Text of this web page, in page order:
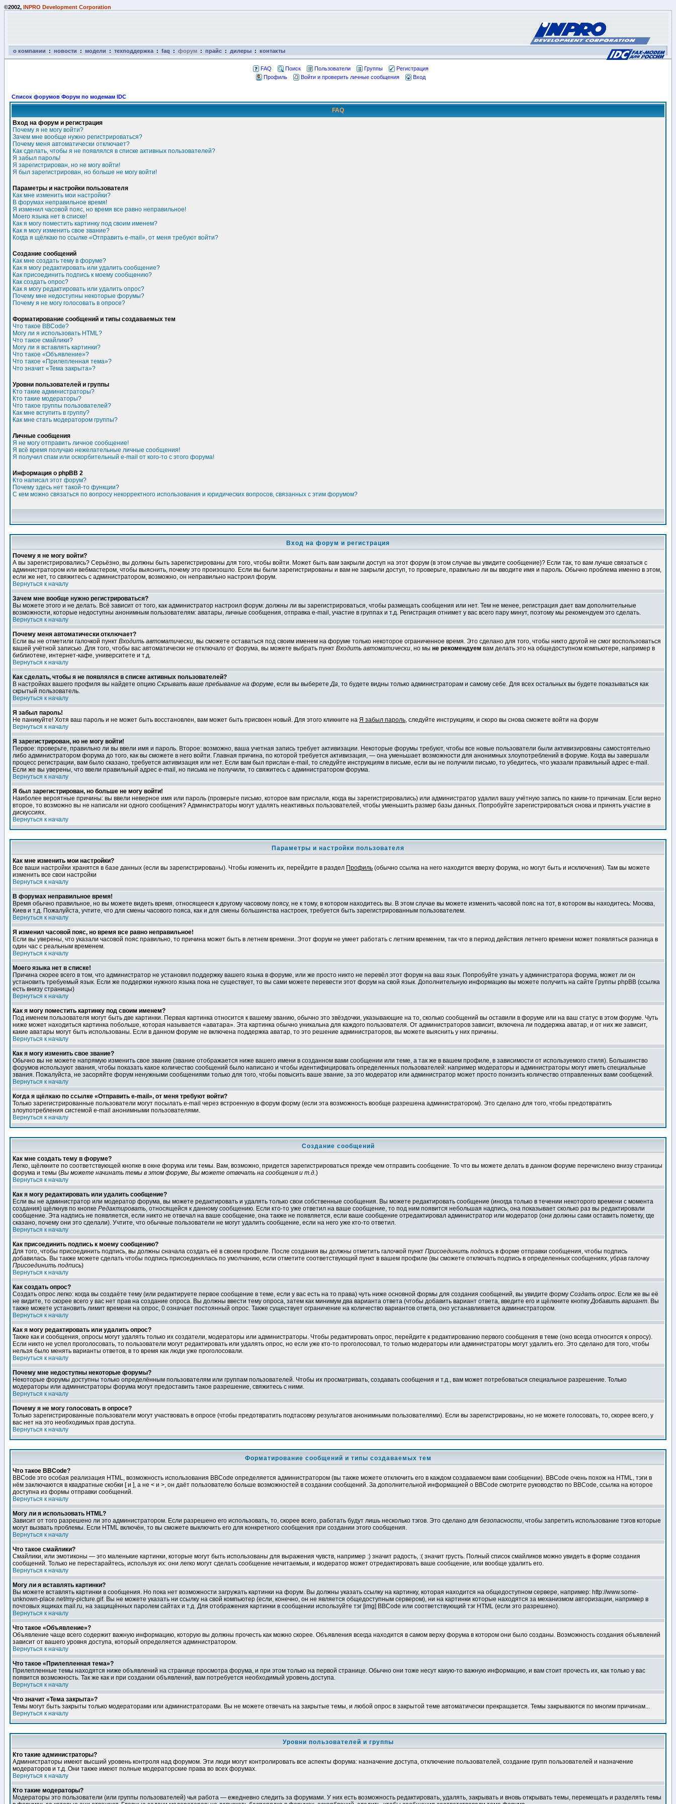
©2002, INPRO Development Corporation
о компании : новости : модели : техподдержка : faq : форум : прайс : дилеры : контакты
FAQ Поиск Пользователи Группы
Регистрация
Профиль
Войти и проверить личные сообщения Вход
Список форумов Форум по модемам IDC
FAQ
Вход на форум и регистрация
Почему я не могу войти?
Зачем мне вообще нужно регистрироваться?
Почему меня автоматически отключает?
Как сделать, чтобы я не появлялся в списке активных пользователей?
Я забыл пароль!
Я зарегистрирован, но не могу войти!
Я был зарегистрирован, но больше не могу войти!
Параметры и настройки пользователя
Как мне изменить мои настройки?
В форумах неправильное время!
Я изменил часовой пояс, но время все равно неправильное!
Моего языка нет в списке!
Как я могу поместить картинку под своим именем?
Как я могу изменить свое звание?
Когда я щёлкаю по ссылке «Отправить e-mail», от меня требуют войти?
Создание сообщений
Как мне создать тему в форуме?
Как я могу редактировать или удалить сообщение?
Как присоединить подпись к моему сообщению?
Как создать опрос?
Как я могу редактировать или удалить опрос?
Почему мне недоступны некоторые форумы?
Почему я не могу голосовать в опросе?
Форматирование сообщений и типы создаваемых тем
Что такое BBCode?
Могу ли я использовать HTML?
Что такое смайлики?
Могу ли я вставлять картинки?
Что такое «Объявление»?
Что такое «Прилепленная тема»?
Что значит «Тема закрыта»?
Уровни пользователей и группы
Кто такие администраторы?
Кто такие модераторы?
Что такое группы пользователей?
Как мне вступить в группу?
Как мне стать модератором группы?
Личные сообщения
Я не могу отправить личное сообщение!
Я всё время получаю нежелательные личные сообщения!
Я получил спам или оскорбительный e-mail от кого-то с этого форума!
Информация о phpBB 2
Кто написал этот форум?
Почему здесь нет такой-то функции?
С кем можно связаться по вопросу некорректного использования и юридических вопросов, связанных с этим форумом?
Вход на форум и регистрация
Почему я не могу войти?
А вы зарегистрировались? Серьёзно, вы должны быть зарегистрированы для того, чтобы войти. Может быть вам закрыли доступ на этот форум (в этом случае вы увидите сообщение)? Если так, то вам лучше связаться с
администратором или вебмастером, чтобы выяснить, почему это произошло. Если вы были зарегистрированы и вам не закрыли доступ, то проверьте, правильно ли вы вводите имя и пароль. Обычно проблема именно в этом,
если же нет, то свяжитесь с администратором, возможно, он неправильно настроил форум.
Вернуться к началу
Зачем мне вообще нужно регистрироваться?
Вы можете этого и не делать. Всё зависит от того, как администратор настроил форум: должны ли вы зарегистрироваться, чтобы размещать сообщения или нет. Тем не менее, регистрация дает вам дополнительные
возможности, которые недоступны анонимным пользователям: аватары, личные сообщения, отправка e-mail, участие в группах и т.д. Регистрация отнимет у вас всего пару минут, поэтому мы рекомендуем это сделать.
Вернуться к началу
Почему меня автоматически отключает?
Если вы не отметили галочкой пункт Входить автоматически, вы сможете оставаться под своим именем на форуме только некоторое ограниченное время. Это сделано для того, чтобы никто другой не смог воспользоваться
вашей учётной записью. Для того, чтобы вас автоматически не отключало от форума, вы можете выбрать пункт Входить автоматически, но мы не рекомендуем вам делать это на общедоступном компьютере, например в
библиотеке, интернет-кафе, университете и т.д.
Вернуться к началу
Как сделать, чтобы я не появлялся в списке активных пользователей?
В настройках вашего профиля вы найдете опцию Скрывать ваше пребывание на форуме, если вы выберетеДа, то будете видны только администраторам и самому себе. Для всех остальных вы будете показываться как
скрытый пользователь.
Вернуться к началу
Я забыл пароль!
Не паникуйте! Хотя ваш пароль и не может быть восстановлен, вам может быть присвоен новый. Для этого кликните на Я забыл пароль, следуйте инструкциям, и скоро вы снова сможете войти на форум
Вернуться к началу
Я зарегистрирован, но не могу войти!
Первое: проверьте, правильно ли вы ввели имя и пароль. Второе: возможно, ваша учетная запись требует активизации. Некоторые форумы требуют, чтобы все новые пользователи были активизированы самостоятельно
либо администратором форума до того, как вы сможете в него войти. Главная причина, по которой требуется активизация, — она уменьшает возможности для анонимных злоупотреблений в форуме. Когда вы завершали
процесс регистрации, вам было сказано, требуется активизация или нет. Если вам был прислан e-mail, то следуйте инструкциям в письме, если вы не получили письмо, то убедитесь, что указали правильный адрес e-mail.
Если же вы уверены, что ввели правильный адрес e-mail, но письма не получили, то свяжитесь с администратором форума.
Вернуться к началу
Я был зарегистрирован, но больше не могу войти!
Наиболее вероятные причины: вы ввели неверное имя или пароль (проверьте письмо, которое вам прислали, когда вы зарегистрировались) или администратор удалил вашу учётную запись по каким-то причинам. Если верно
второе, то возможно вы не написали ни одного сообщения? Администраторы могут удалять неактивных пользователей, чтобы уменьшить размер базы данных. Попробуйте зарегистрироваться снова и принять участие в
дискуссиях.
Вернуться к началу
Параметры и настройки пользователя
Как мне изменить мои настройки?
Все ваши настройки хранятся в базе данных (если вы зарегистрированы). Чтобы изменить их, перейдите в раздел Профиль (обычно ссылка на него находится вверху форума, но могут быть и исключения). Там вы можете
изменить все свои настройки
Вернуться к началу
В форумах неправильное время!
Время обычно правильное, но вы можете видеть время, относящееся к другому часовому поясу, не к тому, в котором находитесь вы. В этом случае вы можете изменить часовой пояс на тот, в котором вы находитесь: Москва,
Киев и т.д. Пожалуйста, учтите, что для смены часового пояса, как и для смены большинства настроек, требуется быть зарегистрированным пользователем.
Вернуться к началу
Я изменил часовой пояс, но время все равно неправильное!
Если вы уверены, что указали часовой пояс правильно, то причина может быть в летнем времени. Этот форум не умеет работать с летним временем, так что в период действия летнего времени может появляться разница в
один час с реальным временем.
Вернуться к началу
Моего языка нет в списке!
Причина скорее всего в том, что администратор не установил поддержку вашего языка в форуме, или же просто никто не перевёл этот форум на ваш язык. Попробуйте узнать у администратора форума, может ли он
установить требуемый язык. Если же поддержки нужного языка пока не существует, то вы сами можете перевести этот форум на свой язык. Дополнительную информацию вы можете получить на сайте Группы phpBB (ссылка
есть внизу страницы)
Вернуться к началу
Как я могу поместить картинку под своим именем?
Под именем пользователя могут быть две картинки. Первая картинка относится к вашему званию, обычно это звёздочки, указывающие на то, сколько сообщений вы оставили в форуме или на ваш статус в этом форуме. Чуть
ниже может находиться картинка побольше, которая называется «аватара». Эта картинка обычно уникальна для каждого пользователя. От администраторов зависит, включена ли поддержка аватар, и от них же зависит,
какие аватары могут быть использованы. Если в данном форуме не включена поддержка аватар, то это решение администраторов, вы можете выяснить у них причины.
Вернуться к началу
Как я могу изменить свое звание?
Обычно вы не можете напрямую изменить свое звание (звание отображается ниже вашего имени в созданном вами сообщении или теме, а так же в вашем профиле, в зависимости от используемого стиля). Большинство
форумов используют звания, чтобы показать какое количество сообщений было написано и чтобы идентифицировать определенных пользователей: например модераторы и администраторы могут иметь специальные
звания. Пожалуйста, не засоряйте форум ненужными сообщениями только для того, чтобы повысить ваше звание, за это модератор или администратор может просто понизить количество отправленных вами сообщений.
Вернуться к началу
Когда я щёлкаю по ссылке «Отправить e-mail», от меня требуют войти?
Только зарегистрированные пользователи могут посылать e-mail через встроенную в форум форму (если эта возможность вообще разрешена администратором). Это сделано для того, чтобы предотвратить
злоупотребления системой e-mail анонимными пользователями.
Вернуться к началу
Создание сообщений
Как мне создать тему в форуме?
Легко, щёлкните по соответствующей кнопке в окне форума или темы. Вам, возможно, придется зарегистрироваться прежде чем отправить сообщение. То что вы можете делать в данном форуме перечислено внизу страницы
форума и темы (Вы можете начинать темы в этом форуме, Вы можете отвечать на сообщения и т.д.)
Вернуться к началу
Как я могу редактировать или удалить сообщение?
Если вы не администратор или модератор форума, вы можете редактировать и удалять только свои собственные сообщения. Вы можете редактировать сообщение (иногда только в течении некоторого времени с момента
создания) щёлкнув по кнопке Редактировать, относящейся к данному сообщению. Если кто-то уже ответил на ваше сообщение, то под ним появится небольшая надпись, она показывает сколько раз вы редактировали
сообщение. Эта надпись не появляется, если никто не отвечал на ваше сообщение, она также не появляется, если ваше сообщение отредактировал администратор или модератор (они должны сами оставить пометку, где
сказано, почему они это сделали). Учтите, что обычные пользователи не могут удалить сообщение, если на него уже кто-то ответил.
Вернуться к началу
Как присоединить подпись к моему сообщению?
Для того, чтобы присоединить подпись, вы должны сначала создать её в своем профиле. После создания вы должны отметить галочкой пункт Присоединить подпись в форме отправки сообщения, чтобы подпись
добавилась. Вы также можете сделать чтобы подпись присоединялась по умолчанию, если отметите соответствующий пункт в вашем профиле (вы сможете отключать подпись в определенных сообщениях, убрав галочку
Присоединить подпись)
Вернуться к началу
Как создать опрос?
Создать опрос легко: когда вы создаёте тему (или редактируете первое сообщение в теме, если у вас есть на то права) чуть ниже основной формы для создания сообщений, вы увидите форму Создать опрос. Если же вы её
не видите, то скорее всего у вас нет прав на создание опроса. Вы должны ввести тему опроса, затем как минимум два варианта ответа (чтобы добавить вариант ответа, введите его и щёлкните кнопкуДобавить вариант. Вы
также можете установить лимит времени на опрос, 0 означает постоянный опрос. Также существует ограничение на количество вариантов ответа, оно устанавливается администратором.
Вернуться к началу
Как я могу редактировать или удалить опрос?
Также как и сообщения, опросы могут удалять только их создатели, модераторы или администраторы. Чтобы редактировать опрос, перейдите к редактированию первого сообщения в теме (оно всегда относится к опросу).
Если никто не успел проголосовать, то пользователи могут редактировать или удалять опрос, но если уже кто-то проголосовал, то только модераторы или администраторы могут удалить его. Это сделано для того, чтобы
нельзя было менять варианты ответов, в то время как люди уже проголосовали.
Вернуться к началу
Почему мне недоступны некоторые форумы?
Некоторые форумы доступны только определённым пользователям или группам пользователей. Чтобы их просматривать, создавать сообщения и т.д., вам может потребоваться специальное разрешение. Только
модераторы или администраторы форума могут предоставить такое разрешение, свяжитесь с ними.
Вернуться к началу
Почему я не могу голосовать в опросе?
Только зарегистрированные пользователи могут участвовать в опросе (чтобы предотвратить подтасовку результатов анонимными пользователями). Если вы зарегистрированы, но не можете голосовать, то, скорее всего, у
вас нет на это необходимых прав доступа.
Вернуться к началу
Форматирование сообщений и типы создаваемых тем
Что такое BBCode?
BBCode это особая реализация HTML, возможность использования BBCode определяется администратором (вы также можете отключить его в каждом создаваемом вами сообщении). BBCode очень похож на HTML, тэги в
нём заключаются в квадратные скобки [ и ], а не < и >, он даёт пользователю больше возможностей в создании сообщений. За дополнительной информацией о BBCode смотрите руководство по BBCode, ссылка на которое
доступна из формы отправки сообщений.
Вернуться к началу
Могу ли я использовать HTML?
Зависит от того разрешено ли это администратором. Если разрешено его использовать, то, скорее всего, работать будут лишь несколько тэгов. Это сделано для безопасности, чтобы запретить использование тэгов которые
могут вызвать проблемы. Если HTML включён, то вы сможете выключить его для конкретного сообщения при создании этого сообщения.
Вернуться к началу
Что такое смайлики?
Смайлики, или эмотиконы — это маленькие картинки, которые могут быть использованы для выражения чувств, например :) значит радость, :( значит грусть. Полный список смайликов можно увидеть в форме создания
сообщений. Только не перестарайтесь, используя их: они легко могут сделать сообщение нечитаемым, и модератор может отредактировать ваше сообщение, или вообще удалить его.
Вернуться к началу
Могу ли я вставлять картинки?
Вы можете вставлять картинки в сообщения. Но пока нет возможности загружать картинки на форум. Вы должны указать ссылку на картинку, которая находится на общедоступном сервере, например: http://www.some-
unknown-place.net/my-picture.gif. Вы не можете указать ни ссылку на свой компьютер (если, конечно, он не является общедоступным сервером), ни на картинки которые находятся за механизмом авторизации, например в
почтовых ящиках mail.ru, на защищённых паролем сайтах и т.д. Для отображения картинки в сообщении используйте тэг [img] BBCode или соответствующий тэг HTML (если это разрешено).
Вернуться к началу
Что такое «Объявление»?
Объявление чаще всего содержит важную информацию, которую вы должны прочесть как можно скорее. Объявления всегда находится в самом верху форума в котором они было созданы. Возможность создания объявлений
зависит от вашего уровня доступа, который определяется администратором.
Вернуться к началу
Что такое «Прилепленная тема»?
Прилепленные темы находятся ниже объявлений на странице просмотра форума, и при этом только на первой странице. Обычно они тоже несут какую-то важную информацию, и вам стоит прочесть их, как только у вас
появится возможность. Так же как и при создании объявлений, вам потребуется необходимый уровень доступа.
Вернуться к началу
Что значит «Тема закрыта»?
Темы могут быть закрыты только модераторами или администраторами. Вы не можете отвечать на закрытые темы, и любой опрос в закрытой теме автоматически прекращается. Темы закрываются по многим причинам...
Вернуться к началу
Уровни пользователей и группы
Кто такие администраторы?
Администраторы имеют высший уровень контроля над форумом. Эти люди могут контролировать все аспекты форума: назначение доступа, отключение пользователей, создание групп пользователей и назначение
модераторов и т.д. Они также имеют полные модераторские права во всех форумах.
Вернуться к началу
Кто такие модераторы?
Модераторы это пользователи (или группы пользователей) чья работа — ежедневно следить за форумами. У них есть возможность редактировать, удалять, закрывать и вновь открывать темы, перемещать и разделять темы